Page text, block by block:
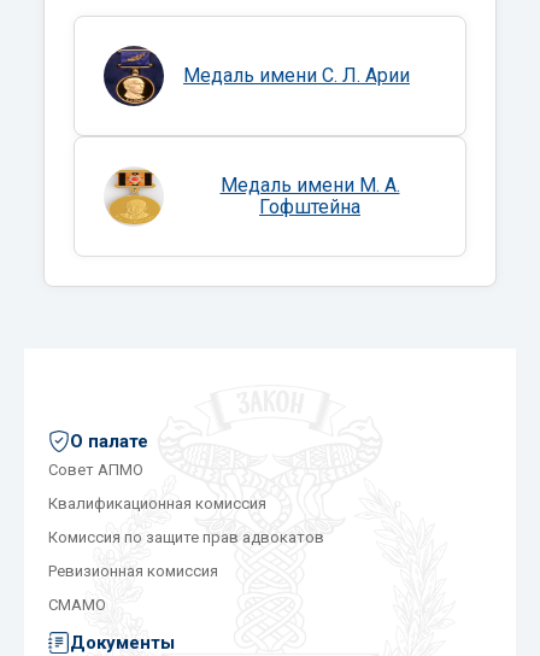
Медаль имени С. Л. Арии
Медаль имени М. А.
Гофштейна
О палате
Совет АПМО
Квалификационная комиссия
Комиссия по защите прав адвокатов
Ревизионная комиссия
СМАМО
Документы